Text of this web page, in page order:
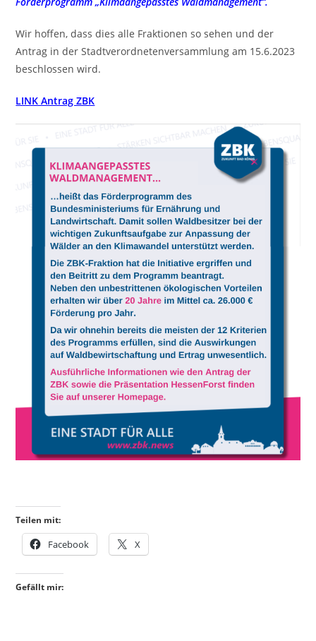
Wir hoffen, dass dies alle Fraktionen so sehen und der
Antrag in der Stadtverordnetenversammlung am 15.6.2023
beschlossen wird.
LINK Antrag ZBK
Teilen mit:
Facebook X
Gefällt mir: